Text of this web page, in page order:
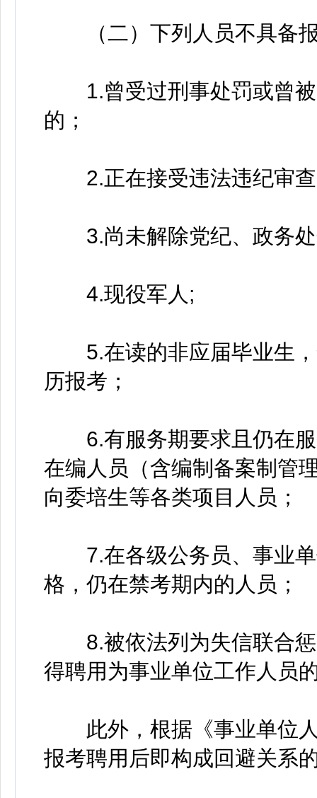
（二）下列人员不具备
1.曾受过刑事处罚或曾被
的；
2.正在接受违法违纪审查
3.尚未解除党纪、政务处
4.现役军人;
5.在读的非应届毕业生，
历报考；
6.有服务期要求且仍在服
在编人员（含编制备案制管
向委培生等各类项目人员；
7.在各级公务员、事业单
格，仍在禁考期内的人员；
8.被依法列为失信联合惩
得聘用为事业单位工作人员
此外，根据《事业单位人
报考聘用后即构成回避关系